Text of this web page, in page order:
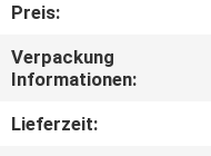
KONTAKT
Preis:
Verpackung
Informationen:
Lieferzeit: